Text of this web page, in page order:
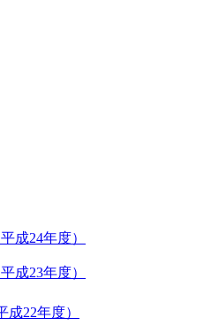
成24年度）
成23年度）
22年度）